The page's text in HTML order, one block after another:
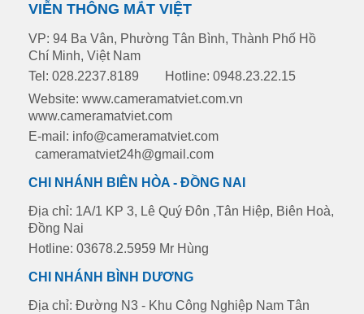
VIỄN THÔNG MẮT VIỆT
VP: 94 Ba Vân, Phường Tân Bình, Thành Phố Hồ
Chí Minh, Việt Nam
Tel: 028.2237.8189
Hotline: 0948.23.22.15
Website: www.cameramatviet.com.vn
www.cameramatviet.com
E-mail: info@cameramatviet.com
cameramatviet24h@gmail.com
CHI NHÁNH BIÊN HÒA - ĐỒNG NAI
Địa chỉ: 1A/1 KP 3, Lê Quý Đôn ,Tân Hiệp, Biên Hoà,
Đồng Nai
Hotline: 03678.2.5959 Mr Hùng
CHI NHÁNH BÌNH DƯƠNG
Địa chỉ: Đường N3 - Khu Công Nghiệp Nam Tân